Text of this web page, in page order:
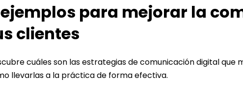
para mejorar la
clientes
cuáles son las estrategias de comunicación digital que
llevarlas a la práctica de forma efectiva.